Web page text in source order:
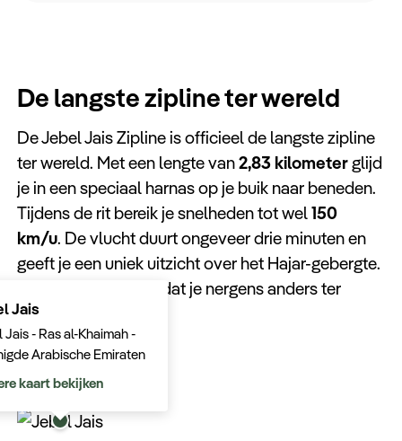
De langste zipline ter wereld
De Jebel Jais Zipline is officieel de langste zipline
ter wereld. Met een lengte van2,83 kilometerglijd
je in een speciaal harnas op je buik naar beneden.
Tijdens de rit bereik je snelheden tot wel150
km/u. De vlucht duurt ongeveer drie minuten en
geeft je een uniek uitzicht over het Hajar-gebergte.
Het is een avontuur dat je nergens anders ter
wereld kunt beleven.
Jais
Jais - Ras al-Khaimah -
Arabische Emiraten
kaart bekijken